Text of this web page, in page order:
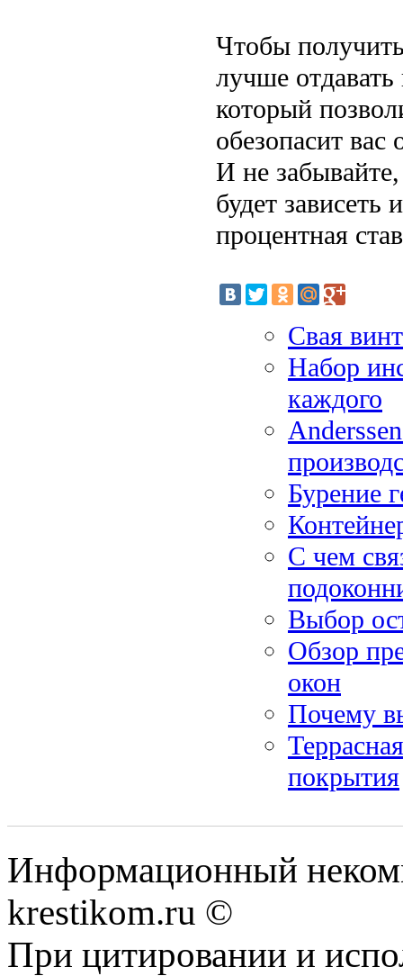
Чтобы
лучше
который
обезопасит
И не
будет зависеть
процентная
Свая
Набор
каждого
Бурение
С чем
Выбор
Обзор
окон
Почему
покрытия
Информационный
krestikom.ru ©
При цитировании и